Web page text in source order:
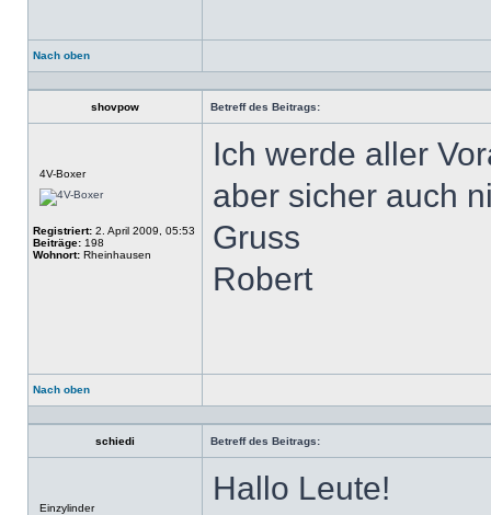
Nach oben
Profil
shovpow Betreff des Beitrags:
4V-Boxer
Registriert: 2. April 2009, 05:53
Beiträge: 198
Wohnort: Rheinhausen
Ich werde aller
aber sicher auch
Gruss
Robert
Nach oben
Profil
schiedi Betreff des Beitrags:
Einzylinder
Hallo Leute!